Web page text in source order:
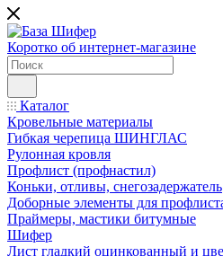
Коротко об интернет-магазине
Каталог
Кровельные материалы
Гибкая черепица ШИНГЛАС
Рулонная кровля
Профлист (профнастил)
Коньки, отливы, снегозадержатель
Доборные элементы для
Праймеры, мастики битумные
Шифер
Лист гладкий оцинкованный и